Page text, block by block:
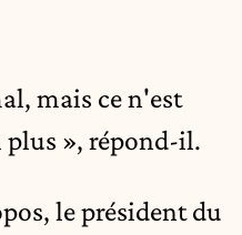
mais ce n'est
plus », répond-il.
le président du